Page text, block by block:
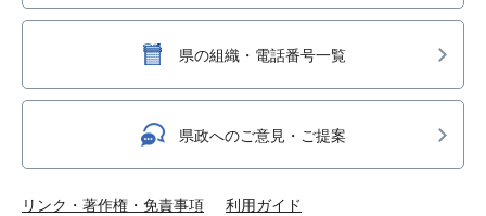
県の組織・電話番号一覧
県政へのご意見・ご提案
リンク・著作権・免責事項 利用ガイド